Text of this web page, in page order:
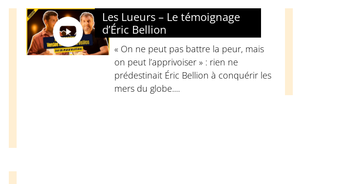
Les Lueurs – Le témoignage
d’Éric Bellion
« On ne peut pas battre la peur, mais
on peut l’apprivoiser » : rien ne
prédestinait Éric Bellion à conquérir les
mers du globe....